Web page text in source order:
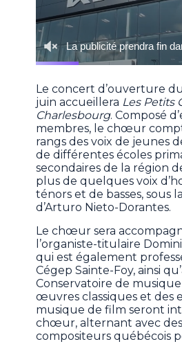
Le concert d’ouverture
juin accueillera Les Petits
Charlesbourg. Composé
membres, le chœur
rangs des voix de jeunes
de différentes écoles
secondaires de la région
plus de quelques voix
ténors et de basses, sous
d’Arturo Nieto-Dorantes.
Le chœur sera
l’organiste-titulaire
qui est également
Cégep Sainte-Foy, ainsi
Conservatoire de
œuvres classiques et des
musique de film seront
chœur, alternant avec
compositeurs québécois